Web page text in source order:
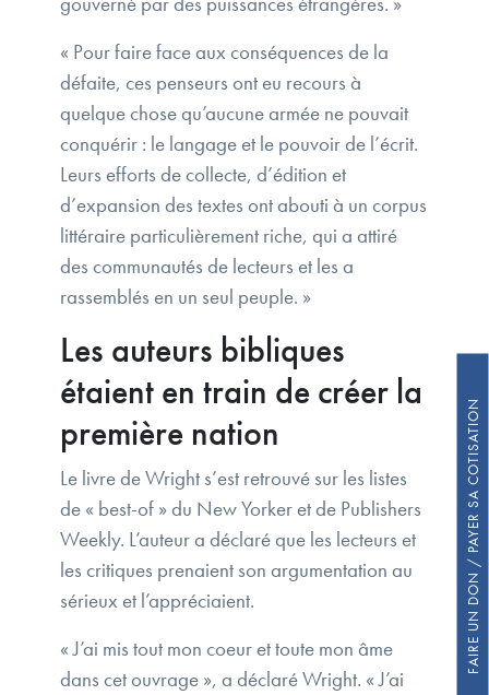
FAIRE UN DON / PAYER SA COTISATION
« Pour faire face aux conséquences de la
défaite, ces penseurs ont eu recours à
quelque chose qu’aucune armée ne pouvait
conquérir : le langage et le pouvoir de l’écrit.
Leurs efforts de collecte, d’édition et
d’expansion des textes ont abouti à un corpus
littéraire particulièrement riche, qui a attiré
des communautés de lecteurs et les a
rassemblés en un seul peuple. »
Les auteurs bibliques
étaient en train de créer la
première nation
Le livre de Wright s’est retrouvé sur les listes
de « best-of » du New Yorker et de Publishers
Weekly. L’auteur a déclaré que les lecteurs et
les critiques prenaient son argumentation au
sérieux et l’appréciaient.
« J’ai mis tout mon coeur et toute mon âme
dans cet ouvrage », a déclaré Wright. « J’ai